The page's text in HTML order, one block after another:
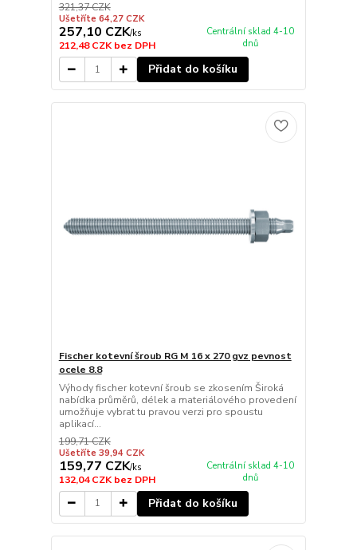
321,37 CZK
Ušetříte 64,27 CZK
257,10 CZK/ks
212,48 CZKbez DPH
Centrální sklad 4-10
dnů
Přidat do košíku
Fischer kotevní šroub RG M 16 x 270 gvz pevnost
ocele 8.8
Výhody fischer kotevní šroub se zkosením Široká
nabídka průměrů, délek a materiálového provedení
umožňuje vybrat tu pravou verzi pro spoustu
aplikací...
199,71 CZK
Ušetříte 39,94 CZK
159,77 CZK/ks
132,04 CZKbez DPH
Centrální sklad 4-10
dnů
Přidat do košíku